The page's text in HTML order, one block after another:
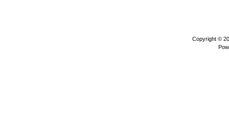
Copyright ©